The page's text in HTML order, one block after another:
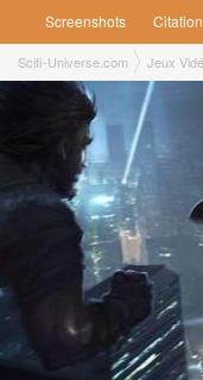
Screenshots
Scifi-Universe.com Jeux